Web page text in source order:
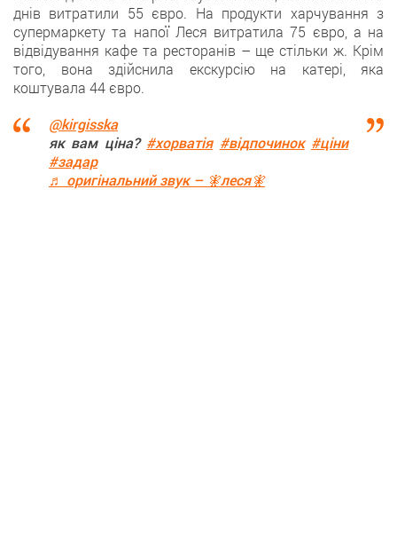
днів витратили 55 євро. На продукти харчування з
супермаркету та напої Леся витратила 75 євро, а на
відвідування кафе та ресторанів – ще стільки ж. Крім
того, вона здійснила екскурсію на катері, яка
коштувала 44 євро.
@kirgisska
як вам ціна? #хорватія #відпочинок #ціни
#задар
♬ оригінальний звук – 🧚леся🧚